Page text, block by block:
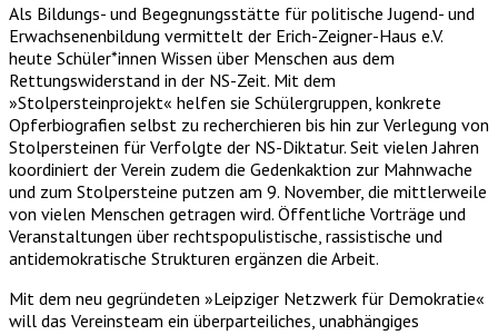
Als Bildungs- und Begegnungsstätte für politische Jugend- und
Erwachsenenbildung vermittelt der Erich-Zeigner-Haus e.V.
heute Schüler*innen Wissen über Menschen aus dem
Rettungswiderstand in der NS-Zeit. Mit dem
»Stolpersteinprojekt« helfen sie Schülergruppen, konkrete
Opferbiografien selbst zu recherchieren bis hin zur Verlegung von
Stolpersteinen für Verfolgte der NS-Diktatur. Seit vielen Jahren
koordiniert der Verein zudem die Gedenkaktion zur Mahnwache
und zum Stolpersteine putzen am 9. November, die mittlerweile
von vielen Menschen getragen wird. Öffentliche Vorträge und
Veranstaltungen über rechtspopulistische, rassistische und
antidemokratische Strukturen ergänzen die Arbeit.
Mit dem neu gegründeten »Leipziger Netzwerk für Demokratie«
will das Vereinsteam ein überparteiliches, unabhängiges